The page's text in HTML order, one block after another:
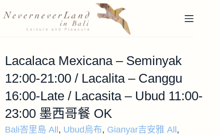
Lacalaca Mexicana – Seminyak
12:00-21:00 / Lacalita – Canggu
16:00-Late / Lacasita – Ubud 11:00-
23:00 墨西哥餐 OK
Bali峇里島 All , Ubud烏布, Gianyar吉安雅 All ,